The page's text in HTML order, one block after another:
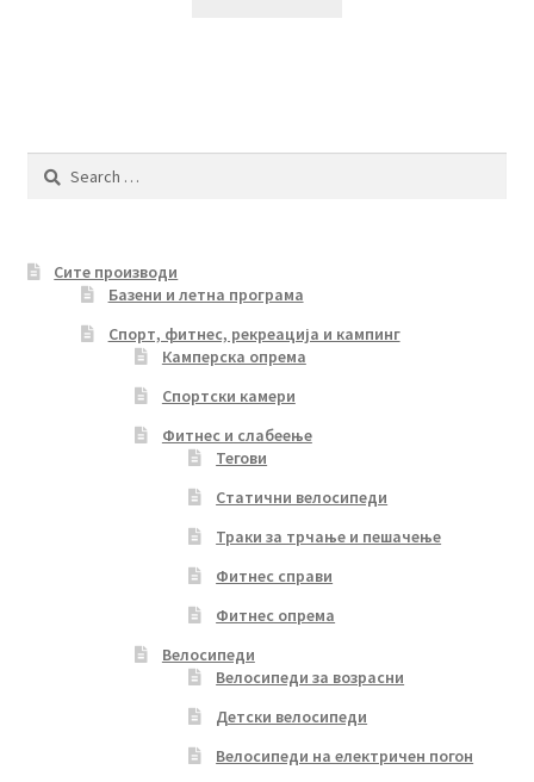
Search
Сите производи
Базени и летна програма
Спорт, фитнес, рекреација и кампинг
Камперска опрема
Спортски камери
Фитнес и слабеење
Тегови
Статични велосипеди
Траки за трчање и пешачење
Фитнес справи
Фитнес опрема
Велосипеди
Велосипеди за возрасни
Детски велосипеди
Велосипеди на електричен погон